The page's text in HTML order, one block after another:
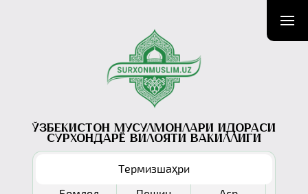
Ўзбекистон мусулмонлари идораси
Сурхондарё вилояти вакиллиги
Термизшаҳри